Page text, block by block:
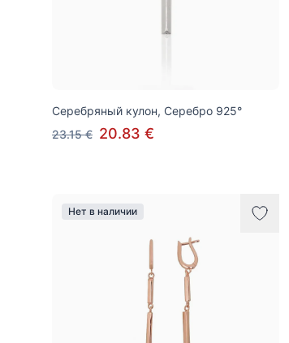
Серебряный кулон, Серебро 925°
23.15 € 20.83 €
Нет в наличии